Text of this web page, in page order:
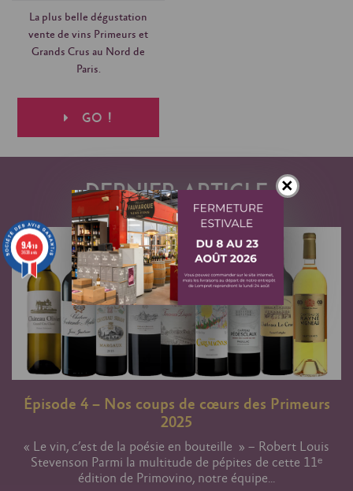
×
La plus belle dégustation
vente de vins Primeurs et
Grands Crus au Nord de
Paris.
GO !
Dernier article
Épisode 4 – Nos coups de cœurs des Primeurs
2025
« Le vin, c’est de la poésie en bouteille » – Robert Louis
Stevenson Parmi la multitude de pépites de cette 11ᵉ
édition de Primovino, notre équipe...
9.4/10
3638 avis